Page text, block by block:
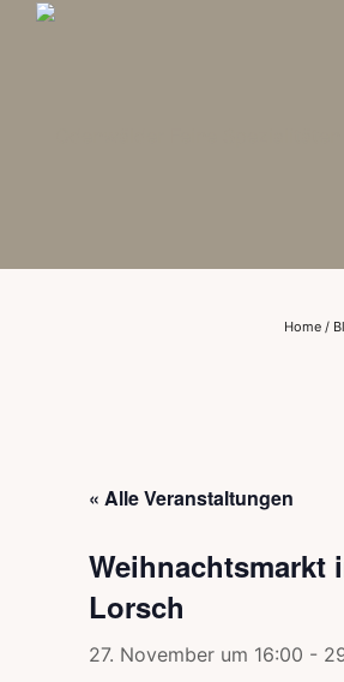
Home /
« Alle Veranstaltungen
Weihnachtsmarkt
Lorsch
27. November um 16:00 -